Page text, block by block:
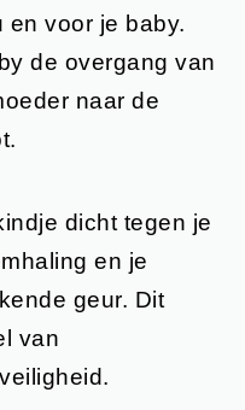
en voor je baby.
de overgang van
naar de
dicht tegen je
en je
geur. Dit
van